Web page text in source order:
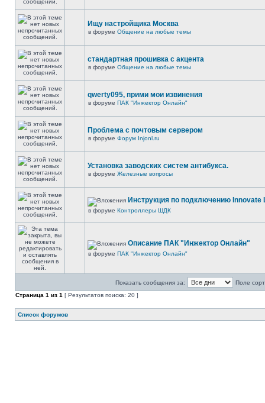
Ищу настройщика Москва
в форуме Общение на любые темы
стандартная прошивка с акцента
в форуме Общение на любые темы
qwerty095, прими мои извинения
в форуме ПАК "Инжектор Онлайн"
Проблема с почтовым сервером
в форуме Форум Injonl.ru
Установка заводских систем антибукса.
в форуме Железные вопросы
Инструкция по подключению Innovate
в форуме Контроллеры ШДК
Описание ПАК "Инжектор Онлайн"
в форуме ПАК "Инжектор Онлайн"
Показать сообщения за:
Поле
Страница 1 из 1 [ Результатов поиска: 20 ]
Список форумов